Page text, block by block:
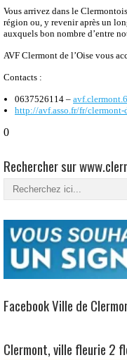
Accueil des Villes
l’Oise – Service au
Vous arrivez dans le
auxquels bon nombre d’entre
0637526114 –
http://avf.asso.fr/fr/clermont-
0
Rechercher sur